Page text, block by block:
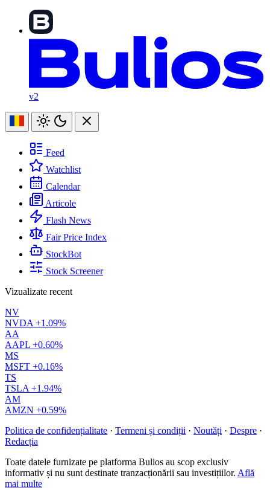
v2
Feed
Watchlist
Calendar
Articole
Flash News
Fair Price Index
StockBot
Stock Screener
Vizualizate recent
NV
NVDA +1.09%
AA
AAPL +0.60%
MS
MSFT +0.16%
TS
TSLA +1.94%
AM
AMZN +0.59%
Politica de confidențialitate · Termeni și condiții · Noutăți · Despre ·
Redacția
Toate datele furnizate pe platforma Bulios au scop exclusiv
informativ și nu sunt destinate tranzacționării sau investițiilor. Află
mai multe